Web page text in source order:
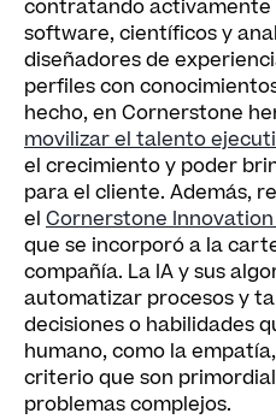
contratando activamente
software, científicos y
diseñadores de
perfiles con
hecho, en Cornerstone
movilizar el talento
el crecimiento y poder
para el cliente. Además,
el Cornerstone
que se incorporó a la
compañía. La IA y sus
automatizar procesos y
decisiones o habilidades
humano, como la
criterio que son
problemas complejos.